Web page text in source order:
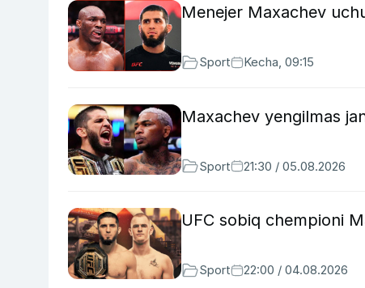
Menejer Maxachev
Sport Kecha, 09:15
Maxachev yengilmas
Sport 21:30 / 05.08.2026
UFC sobiq chempioni
Sport 22:00 / 04.08.2026